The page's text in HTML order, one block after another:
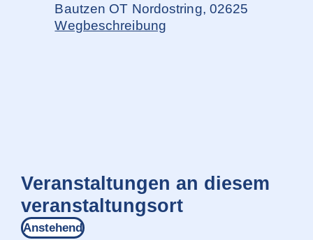
Bautzen OT Nordostring, 02625
Wegbeschreibung
Veranstaltungen an diesem
veranstaltungsort
Anstehend